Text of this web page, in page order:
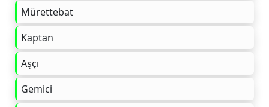
Mürettebat
Kaptan
Aşçı
Gemici